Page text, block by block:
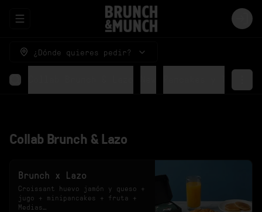
Abrir menu de navegación
¿Dónde quieres pedir?
Collab Brunch & Lazo
Brunch x Lazo
Croissant huevo jamón y queso +
jugo + minipancakes + fruta +
Medias